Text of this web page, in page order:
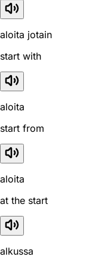
aloita jotain
start with
aloita
start from
aloita
at the start
alkussa